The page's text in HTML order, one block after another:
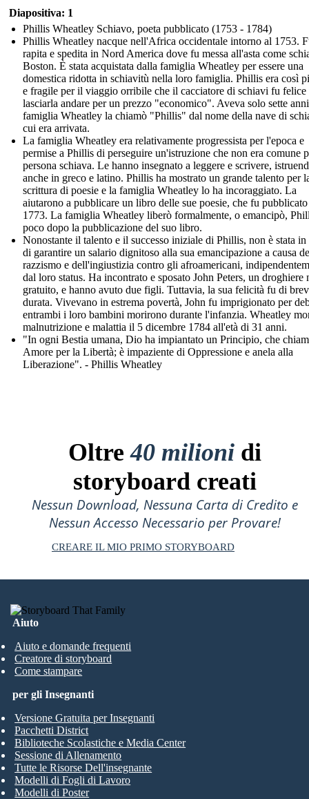
Diapositiva: 1
Phillis Wheatley Schiavo, poeta pubblicato (1753 - 1784)
Phillis Wheatley nacque nell'Africa occidentale intorno al 1753.
rapita e spedita in Nord America dove fu messa all'asta come
Boston. È stata acquistata dalla famiglia Wheatley per essere una
domestica ridotta in schiavitù nella loro famiglia. Phillis era così
e fragile per il viaggio orribile che il cacciatore di schiavi fu felice
lasciarla andare per un prezzo "economico". Aveva solo sette
famiglia Wheatley la chiamò "Phillis" dal nome della nave di
cui era arrivata.
La famiglia Wheatley era relativamente progressista per l'epoca e
permise a Phillis di perseguire un'istruzione che non era comune
persona schiava. Le hanno insegnato a leggere e scrivere,
anche in greco e latino. Phillis ha mostrato un grande talento per
scrittura di poesie e la famiglia Wheatley lo ha incoraggiato. La
aiutarono a pubblicare un libro delle sue poesie, che fu
1773. La famiglia Wheatley liberò formalmente, o emancipò,
poco dopo la pubblicazione del suo libro.
Nonostante il talento e il successo iniziale di Phillis, non è stata in
di garantire un salario dignitoso alla sua emancipazione a causa
razzismo e dell'ingiustizia contro gli afroamericani,
dal loro status. Ha incontrato e sposato John Peters, un droghiere
gratuito, e hanno avuto due figli. Tuttavia, la sua felicità fu di
durata. Vivevano in estrema povertà, John fu imprigionato per
entrambi i loro bambini morirono durante l'infanzia. Wheatley
malnutrizione e malattia il 5 dicembre 1784 all'età di 31 anni.
"In ogni Bestia umana, Dio ha impiantato un Principio, che
Amore per la Libertà; è impaziente di Oppressione e anela alla
Liberazione". - Phillis Wheatley
Oltre40 milioni di
storyboard creati
Nessun Download, Nessuna Carta di Credito e
Nessun Accesso Necessario per Provare!
CREARE IL MIO PRIMO STORYBOARD
Aiuto
Aiuto e domande frequenti
Creatore di storyboard
Come stampare
per gli Insegnanti
Versione Gratuita per Insegnanti
Pacchetti District
Biblioteche Scolastiche e Media Center
Sessione di Allenamento
Tutte le Risorse Dell'insegnante
Modelli di Fogli di Lavoro
Modelli di Poster